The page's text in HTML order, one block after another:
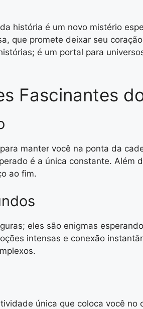
história é um novo mistério
que promete deixar seu
é um portal para
Fascinantes
manter você na ponta da
é a única constante. Além
ao fim.
eles são enigmas
intensas e conexão
única que coloca você no